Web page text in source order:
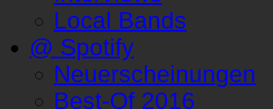
Local Bands
@ Spotify
Neuerscheinungen
Best-Of 2016